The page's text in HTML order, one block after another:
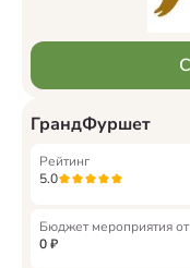
ГрандФуршет
Рейтинг
5.0
Бюджет мероприятия от
0₽